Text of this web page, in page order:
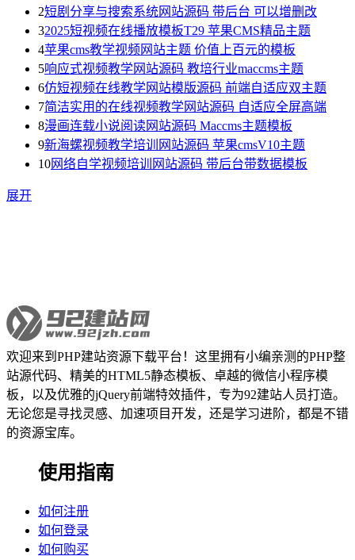
2短剧分享与搜索系统网站源码 带后台 可以增删改
32025短视频在线播放模板T29 苹果CMS精品主题
4苹果cms教学视频网站主题 价值上百元的模板
5响应式视频教学网站源码 教培行业maccms主题
6仿短视频在线教学网站模版源码 前端自适应双主题
7简洁实用的在线视频教学网站源码 自适应全屏高端
8漫画连载小说阅读网站源码 Maccms主题模板
9新海螺视频教学培训网站源码 苹果cmsV10主题
10网络自学视频培训网站源码 带后台带数据模板
展开
欢迎来到PHP建站资源下载平台！这里拥有小编亲测的PHP整
站源代码、精美的HTML5静态模板、卓越的微信小程序模
板，以及优雅的jQuery前端特效插件，专为92建站人员打造。
无论您是寻找灵感、加速项目开发，还是学习进阶，都是不错
的资源宝库。
使用指南
如何注册
如何登录
如何购买